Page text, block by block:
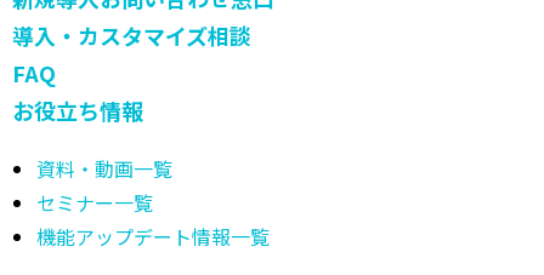
導入・カスタマイズ相談
FAQ
お役立ち情報
資料・動画一覧
セミナー一覧
機能アップデート情報一覧